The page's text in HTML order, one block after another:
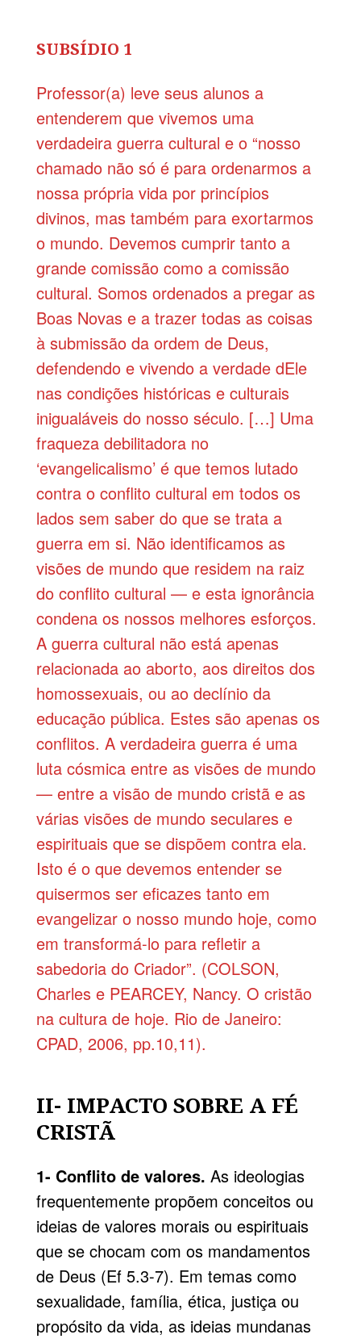
SUBSÍDIO 1
Professor(a) leve seus alunos a
entenderem que vivemos uma
verdadeira guerra cultural e o “nosso
chamado não só é para ordenarmos a
nossa própria vida por princípios
divinos, mas também para exortarmos
o mundo. Devemos cumprir tanto a
grande comissão como a comissão
cultural. Somos ordenados a pregar as
Boas Novas e a trazer todas as coisas
à submissão da ordem de Deus,
defendendo e vivendo a verdade dEle
nas condições históricas e culturais
inigualáveis do nosso século. […] Uma
fraqueza debilitadora no
‘evangelicalismo’ é que temos lutado
contra o conflito cultural em todos os
lados sem saber do que se trata a
guerra em si. Não identificamos as
visões de mundo que residem na raiz
do conflito cultural — e esta ignorância
condena os nossos melhores esforços.
A guerra cultural não está apenas
relacionada ao aborto, aos direitos dos
homossexuais, ou ao declínio da
educação pública. Estes são apenas os
conflitos. A verdadeira guerra é uma
luta cósmica entre as visões de mundo
— entre a visão de mundo cristã e as
várias visões de mundo seculares e
espirituais que se dispõem contra ela.
Isto é o que devemos entender se
quisermos ser eficazes tanto em
evangelizar o nosso mundo hoje, como
em transformá-lo para refletir a
sabedoria do Criador”. (COLSON,
Charles e PEARCEY, Nancy. O cristão
na cultura de hoje. Rio de Janeiro:
CPAD, 2006, pp.10,11).
II- IMPACTO SOBRE A FÉ
CRISTÃ
1- Conflito de valores. As ideologias
frequentemente propõem conceitos ou
ideias de valores morais ou espirituais
que se chocam com os mandamentos
de Deus (Ef 5.3-7). Em temas como
sexualidade, família, ética, justiça ou
propósito da vida, as ideias mundanas